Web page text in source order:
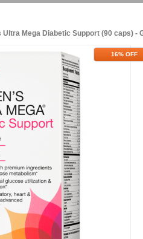
Ultra Mega Diabetic Support (90 caps) -
16% OFF